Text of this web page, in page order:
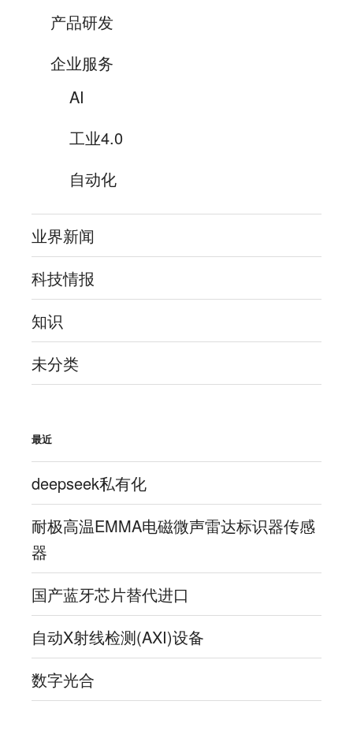
产品研发
企业服务
AI
工业4.0
自动化
业界新闻
科技情报
知识
未分类
最近
deepseek私有化
耐极高温EMMA电磁微声雷达标识器传感
器
国产蓝牙芯片替代进口
自动X射线检测(AXI)设备
数字光合